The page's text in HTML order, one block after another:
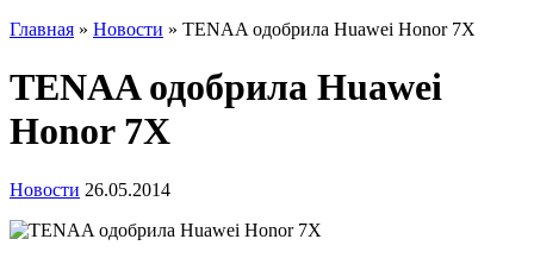
Главная » Новости » TENAA одобрила Huawei Honor 7X
TENAA одобрила Huawei
Honor 7X
Новости 26.05.2014